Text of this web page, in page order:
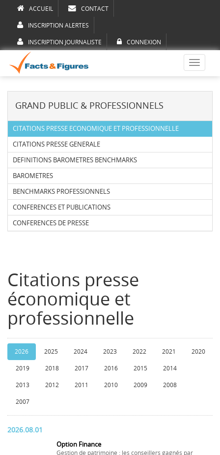
ACCUEIL CONTACT
INSCRIPTION ALERTES
INSCRIPTION JOURNALISTE CONNEXION
Toggle
GRAND PUBLIC & PROFESSIONNELS
CITATIONS PRESSE ECONOMIQUE ET PROFESSIONNELLE
CITATIONS PRESSE GENERALE
DEFINITIONS BAROMETRES BENCHMARKS
BAROMETRES
BENCHMARKS PROFESSIONNELS
CONFERENCES ET PUBLICATIONS
CONFERENCES DE PRESSE
Citations presse
économique et
professionnelle
2026 2025 2024 2023 2022 2021 2020
2019 2018 2017 2016 2015 2014
2013 2012 2011 2010 2009 2008
2007
2026.08.01
Option Finance
Gestion de patrimoine : les conseillers gagnés par